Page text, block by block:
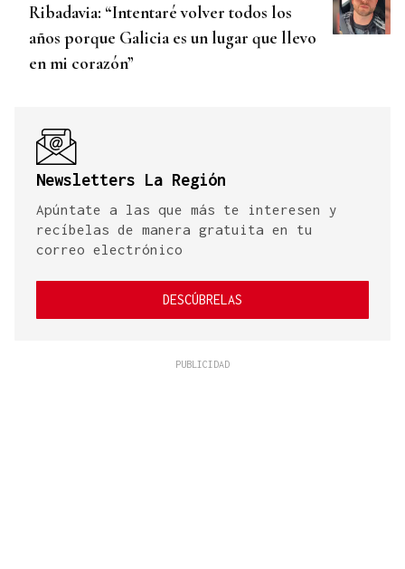
Ribadavia: “Intentaré volver todos los
años porque Galicia es un lugar que llevo
en mi corazón”
Newsletters La Región
Apúntate a las que más te interesen y
recíbelas de manera gratuita en tu
correo electrónico
DESCÚBRELAS